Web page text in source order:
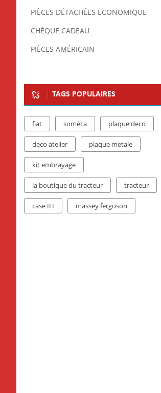
PIÈCES DÉTACHÉES ECONOMIQUE
CHÉQUE CADEAU
PIÈCES AMÉRICAIN
TAGS POPULAIRES
fiat soméca plaque deco
deco atelier plaque metale
kit embrayage
la boutique du tracteur tracteur
case IH massey ferguson